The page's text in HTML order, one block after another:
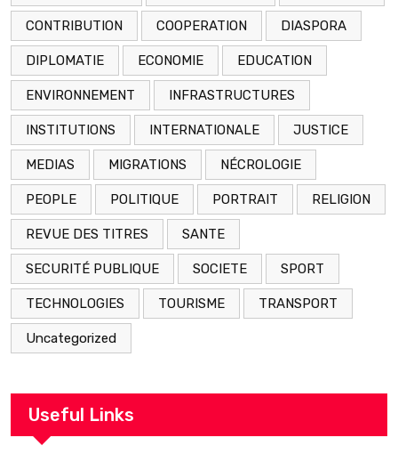
CONTRIBUTION COOPERATION DIASPORA
DIPLOMATIE ECONOMIE EDUCATION
ENVIRONNEMENT INFRASTRUCTURES
INSTITUTIONS INTERNATIONALE JUSTICE
MEDIAS MIGRATIONS NÉCROLOGIE
PEOPLE POLITIQUE PORTRAIT RELIGION
REVUE DES TITRES SANTE
SECURITÉ PUBLIQUE SOCIETE SPORT
TECHNOLOGIES TOURISME TRANSPORT
Uncategorized
Useful Links